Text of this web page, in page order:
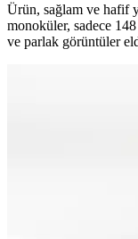
Ürün, sağlam ve hafif
monoküler, sadece
ve parlak görüntüler